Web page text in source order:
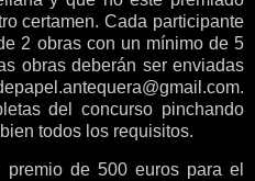
certamen. Cada participante
2 obras con un mínimo de 5
obras deberán ser enviadas
del concurso pinchando
todos los requisitos.
de 500 euros para el